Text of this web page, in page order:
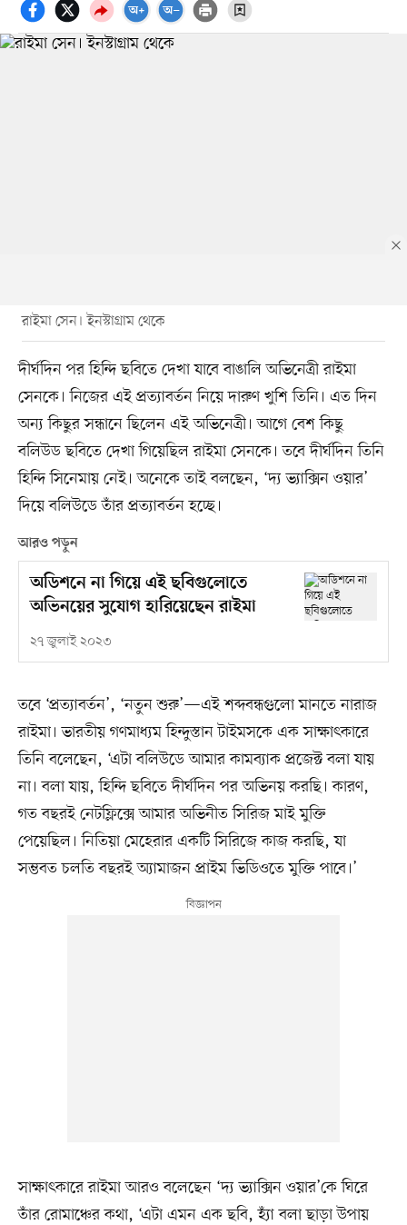
রাইমা সেন। ইনস্টাগ্রাম থেকে
দীর্ঘদিন পর হিন্দি ছবিতে দেখা যাবে বাঙালি অভিনেত্রী রাইমা
সেনকে। নিজের এই প্রত্যাবর্তন নিয়ে দারুণ খুশি তিনি। এত দিন
অন্য কিছুর সন্ধানে ছিলেন এই অভিনেত্রী। আগে বেশ কিছু
বলিউড ছবিতে দেখা গিয়েছিল রাইমা সেনকে। তবে দীর্ঘদিন তিনি
হিন্দি সিনেমায় নেই। অনেকে তাই বলছেন, ‘দ্য ভ্যাক্সিন ওয়ার’
দিয়ে বলিউডে তাঁর প্রত্যাবর্তন হচ্ছে।
আরও পড়ুন
অডিশনে না গিয়ে এই ছবিগুলোতে
অভিনয়ের সুযোগ হারিয়েছেন রাইমা
২৭ জুলাই ২০২৩
তবে ‘প্রত্যাবর্তন’, ‘নতুন শুরু’—এই শব্দবন্ধগুলো মানতে নারাজ
রাইমা। ভারতীয় গণমাধ্যম হিন্দুস্তান টাইমসকে এক সাক্ষাৎকারে
তিনি বলেছেন, ‘এটা বলিউডে আমার কামব্যাক প্রজেক্ট বলা যায়
না। বলা যায়, হিন্দি ছবিতে দীর্ঘদিন পর অভিনয় করছি। কারণ,
গত বছরই নেটফ্লিক্সে আমার অভিনীত সিরিজ মাই মুক্তি
পেয়েছিল। নিতিয়া মেহেরার একটি সিরিজে কাজ করছি, যা
সম্ভবত চলতি বছরই অ্যামাজন প্রাইম ভিডিওতে মুক্তি পাবে।’
সাক্ষাৎকারে রাইমা আরও বলেছেন ‘দ্য ভ্যাক্সিন ওয়ার’কে ঘিরে
তাঁর রোমাঞ্চের কথা, ‘এটা এমন এক ছবি, হ্যাঁ বলা ছাড়া উপায়